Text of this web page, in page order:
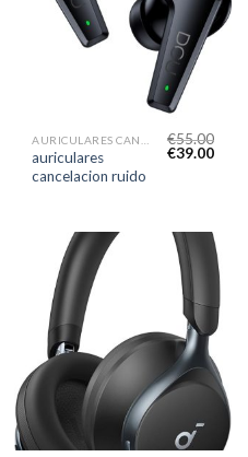
auriculares
cancelacion ruido
€55.00
€39.00